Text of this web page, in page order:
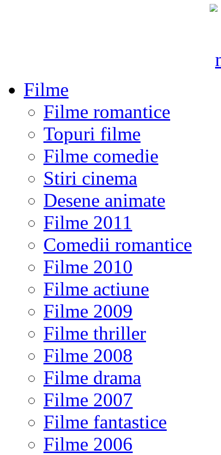
Filme
Filme romantice
Topuri filme
Filme comedie
Stiri cinema
Desene animate
Filme 2011
Comedii romantice
Filme 2010
Filme actiune
Filme 2009
Filme thriller
Filme 2008
Filme drama
Filme 2007
Filme fantastice
Filme 2006